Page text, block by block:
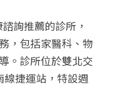
詢推薦的診所，
，包括家醫科、物
。診所位於雙北交
線捷運站，特設週